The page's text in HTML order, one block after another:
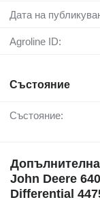
Дата на
Agroline ID:
Състояние
Състояние:
John Deere
Differential